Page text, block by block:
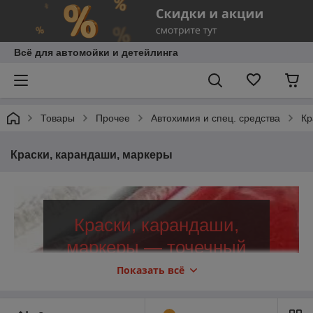
Всё для автомойки и детейлинга
Товары Прочее Автохимия и спец. средства
Краски, карандаши, маркеры
Краски, карандаши,
маркеры — точечный
ремонт ЛКП
Показать всё